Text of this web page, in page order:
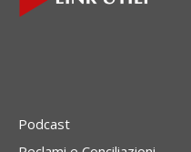
Podcast